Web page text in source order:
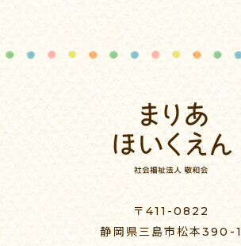
〒411-0822
静岡県三島市松本390-1